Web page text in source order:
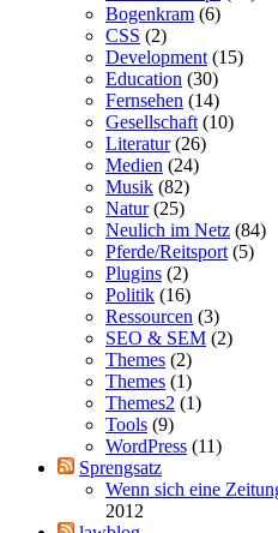
Bogenkram (6)
CSS (2)
Development (15)
Education (30)
Fernsehen (14)
Gesellschaft (10)
Literatur(26)
Medien (24)
Musik (82)
Natur(25)
Neulich im Netz (84)
Pferde/Reitsport (5)
Plugins (2)
Politik (16)
Ressourcen (3)
SEO & SEM (2)
Themes (2)
Themes (1)
Themes2 (1)
Tools (9)
WordPress (11)
Sprengsatz
Wenn sich eine
2012